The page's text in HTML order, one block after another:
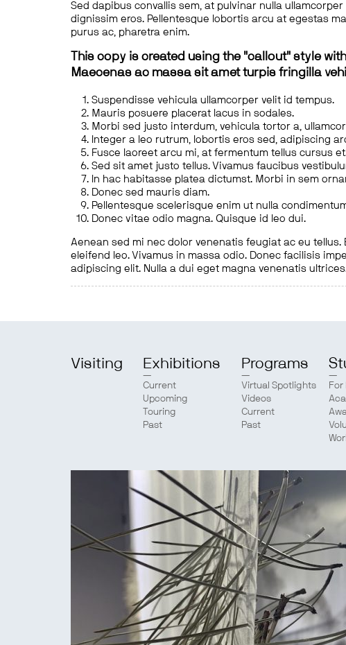
Sed dapibus convallis sem, at pulvinar nulla
dignissim eros. Pellentesque lobortis arcu at egestas
purus ac, pharetra enim.
This copy is created using the "callout" style
Maecenas ac massa sit amet turpis fringilla
Suspendisse vehicula ullamcorper velit id tempus.
Mauris posuere placerat lacus in sodales.
Morbi sed justo interdum, vehicula tortor a,
Integer a leo rutrum, lobortis eros sed, adipiscing
Fusce laoreet arcu mi, at fermentum tellus cursus
Sed sit amet justo tellus. Vivamus faucibus
In hac habitasse platea dictumst. Morbi in sem
Donec sed mauris diam.
Pellentesque scelerisque enim ut nulla
Donec vitae odio magna. Quisque id leo dui.
Aenean sed mi nec dolor venenatis feugiat ac eu
eleifend leo. Vivamus in massa odio. Donec facilisis
adipiscing elit. Nulla a dui eget magna venenatis
Visiting Exhibitions
Current
Upcoming
Touring
Past
Programs
Virtual Spotlights
Videos
Current
Past